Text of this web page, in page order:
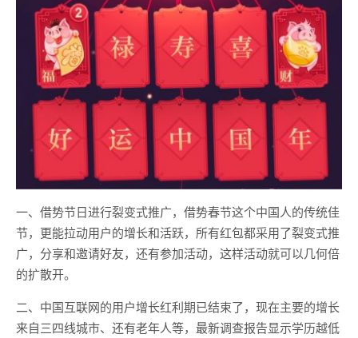
一、借势节日进行裂变式推广，借势春节这个中国人的传统佳
节，更能拉动用户的增长和活跃，所有红包都采用了裂变式推
广，分享和邀请好友，还有参加活动，这样活动就可以几何倍
的扩散开。
二、中国互联网的用户增长红利期已结束了，现在主要的增长
来自三四线城市、还有老年人等，最新调查报告显示学历越低